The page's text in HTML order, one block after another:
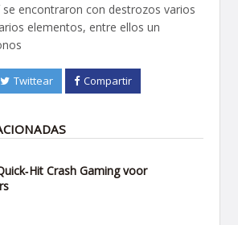
se encontraron con destrozos varios
elementos, entre ellos un
Twittear Compartir
Crash Gaming voor